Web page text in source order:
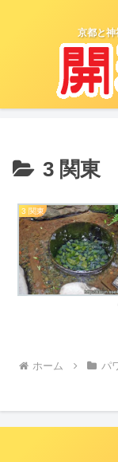
京都と神
3 関東
3 関東
ホーム パ